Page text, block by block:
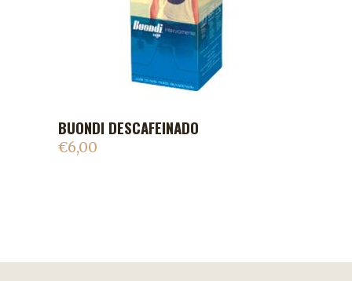
ADICIONAR AO CARRINHO
BUONDI DESCAFEINADO
€6,00